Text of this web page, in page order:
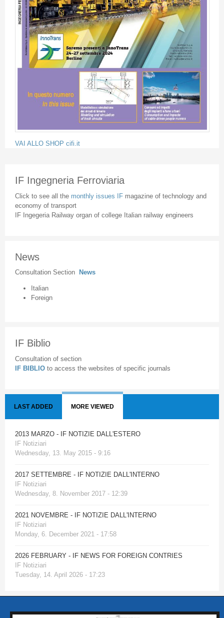
VAI ALLO SHOP cifi.it
IF Ingegneria Ferroviaria
Click to see all the monthly issues IF magazine of technology and
economy of transport
IF Ingegeria Railway organ of college Italian railway engineers
News
Consultation Section News
Italian
Foreign
IF Biblio
Consultation of section
IF BIBLIO to access the websites of specific journals
LAST ADDED MORE VIEWED
2013 MARZO - IF NOTIZIE DALL'ESTERO
IF Notiziari
Wednesday, 13. May 2015 - 9:16
2017 SETTEMBRE - IF NOTIZIE DALL'INTERNO
IF Notiziari
Wednesday, 8. November 2017 - 12:39
2021 NOVEMBRE - IF NOTIZIE DALL'INTERNO
IF Notiziari
Monday, 6. December 2021 - 17:58
2026 FEBRUARY - IF NEWS FOR FOREIGN CONTRIES
IF Notiziari
Tuesday, 14. April 2026 - 17:23